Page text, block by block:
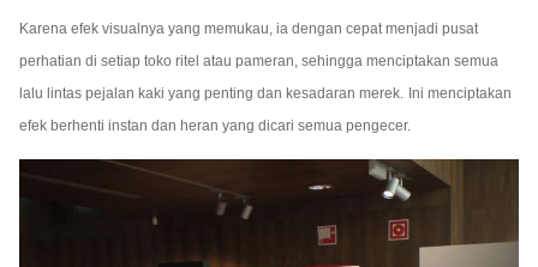
Karena efek visualnya yang memukau, ia dengan cepat menjadi pusat
perhatian di setiap toko ritel atau pameran, sehingga menciptakan semua
lalu lintas pejalan kaki yang penting dan kesadaran merek. Ini menciptakan
efek berhenti instan dan heran yang dicari semua pengecer.